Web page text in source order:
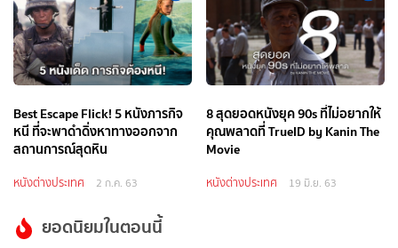
Best Escape Flick! 5 หนังภารกิจ
หนี ที่จะพาดำดิ่งหาทางออกจาก
สถานการณ์สุดหิน
หนังต่างประเทศ 2 ก.ค. 63
8 สุดยอดหนังยุค 90s ที่ไม่อยากให้
คุณพลาดที่ TrueID by Kanin The
Movie
หนังต่างประเทศ 19 มิ.ย. 63
ยอดนิยมในตอนนี้